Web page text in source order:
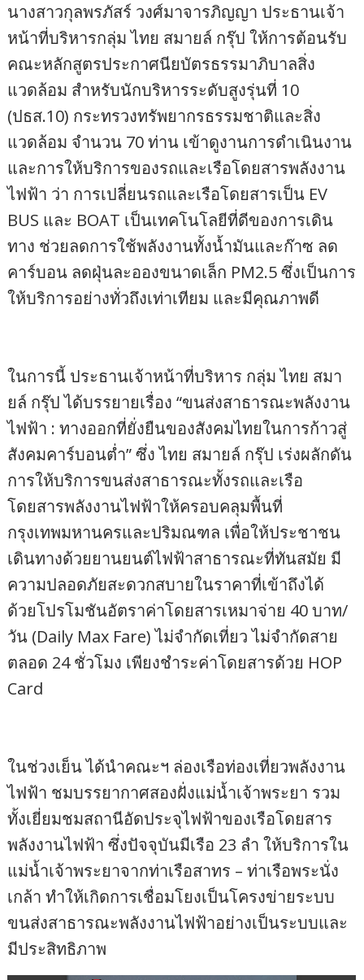
นางสาวกุลพรภัสร์ วงศ์มาจารภิญญา ประธานเจ้า
หน้าที่บริหารกลุ่ม ไทย สมายล์ กรุ๊ป ให้การต้อนรับ
คณะหลักสูตรประกาศนียบัตรธรรมาภิบาลสิ่ง
แวดล้อม สำหรับนักบริหารระดับสูงรุ่นที่ 10
(ปธส.10) กระทรวงทรัพยากรธรรมชาติและสิ่ง
แวดล้อม จำนวน 70 ท่าน เข้าดูงานการดำเนินงาน
และการให้บริการของรถและเรือโดยสารพลังงาน
ไฟฟ้า ว่า การเปลี่ยนรถและเรือโดยสารเป็น EV
BUS และ BOAT เป็นเทคโนโลยีที่ดีของการเดิน
ทาง ช่วยลดการใช้พลังงานทั้งน้ำมันและก๊าซ ลด
คาร์บอน ลดฝุ่นละอองขนาดเล็ก PM2.5 ซึ่งเป็นการ
ให้บริการอย่างทั่วถึงเท่าเทียม และมีคุณภาพดี
ในการนี้ ประธานเจ้าหน้าที่บริหาร กลุ่ม ไทย สมา
ยล์ กรุ๊ป ได้บรรยายเรื่อง “ขนส่งสาธารณะพลังงาน
ไฟฟ้า : ทางออกที่ยั่งยืนของสังคมไทยในการก้าวสู่
สังคมคาร์บอนต่ำ” ซึ่ง ไทย สมายล์ กรุ๊ป เร่งผลักดัน
การให้บริการขนส่งสาธารณะทั้งรถและเรือ
โดยสารพลังงานไฟฟ้าให้ครอบคลุมพื้นที่
กรุงเทพมหานครและปริมณฑล เพื่อให้ประชาชน
เดินทางด้วยยานยนต์ไฟฟ้าสาธารณะที่ทันสมัย มี
ความปลอดภัยสะดวกสบายในราคาที่เข้าถึงได้
ด้วยโปรโมชันอัตราค่าโดยสารเหมาจ่าย 40 บาท/
วัน (Daily Max Fare) ไม่จำกัดเที่ยว ไม่จำกัดสาย
ตลอด 24 ชั่วโมง เพียงชำระค่าโดยสารด้วย HOP
Card
ในช่วงเย็น ได้นำคณะฯ ล่องเรือท่องเที่ยวพลังงาน
ไฟฟ้า ชมบรรยากาศสองฝั่งแม่น้ำเจ้าพระยา รวม
ทั้งเยี่ยมชมสถานีอัดประจุไฟฟ้าของเรือโดยสาร
พลังงานไฟฟ้า ซึ่งปัจจุบันมีเรือ 23 ลำ ให้บริการใน
แม่น้ำเจ้าพระยาจากท่าเรือสาทร – ท่าเรือพระนั่ง
เกล้า ทำให้เกิดการเชื่อมโยงเป็นโครงข่ายระบบ
ขนส่งสาธารณะพลังงานไฟฟ้าอย่างเป็นระบบและ
มีประสิทธิภาพ